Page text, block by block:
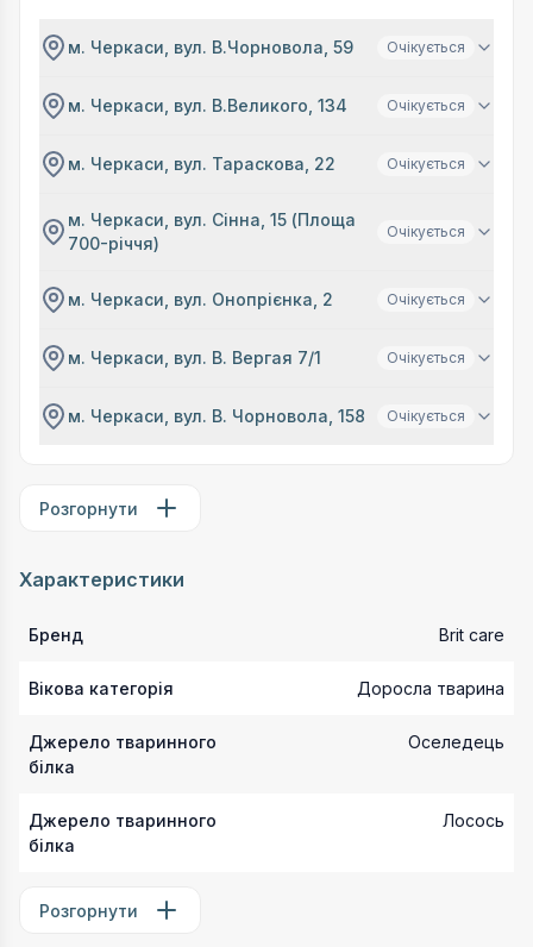
м. Черкаси, вул. В.Чорновола, 59 Очікується
м. Черкаси, вул. В.Великого, 134 Очікується
м. Черкаси, вул. Тараскова, 22 Очікується
м. Черкаси, вул. Сінна, 15 (Площа
700-річчя)
Очікується
м. Черкаси, вул. Онопрієнка, 2 Очікується
м. Черкаси, вул. В. Вергая 7/1 Очікується
м. Черкаси, вул. В. Чорновола, 158 Очікується
Розгорнути
Характеристики
Бренд Brit care
Вікова категорія Доросла тварина
Джерело тваринного
білка
Оселедець
Джерело тваринного
білка
Лосось
Розгорнути